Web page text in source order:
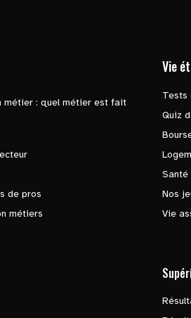
métier : quel métier est fait
de pros
métiers
Vie
Tests
Quiz
Santé
Nos
Vie